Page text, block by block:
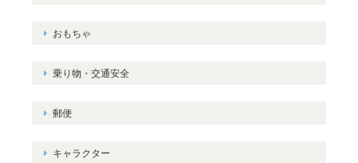
おもちゃ
乗り物・交通安全
郵便
キャラクター